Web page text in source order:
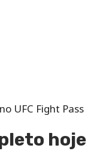
UFC Fight Pass
hoje